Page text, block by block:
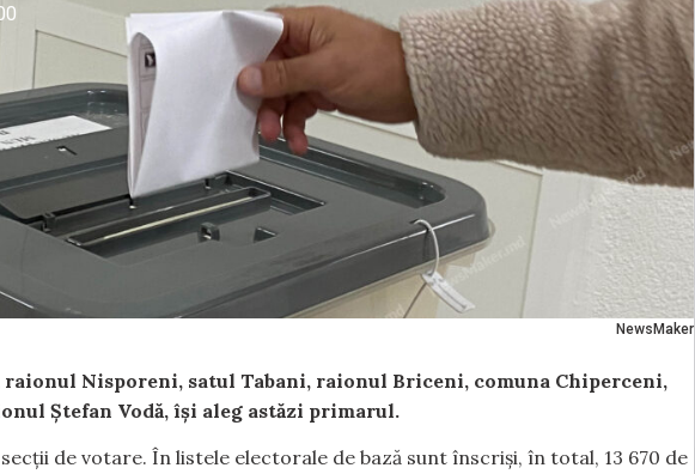
NewsMaker
Nisporeni, satul Tabani, raionul Briceni, comuna Chiperceni,
Ștefan Vodă, își aleg astăzi primarul.
de votare. În listele electorale de bază sunt înscriși, în total, 13 670 de